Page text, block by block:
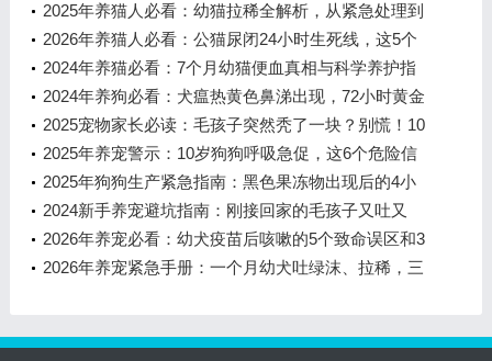
2025年养猫人必看：幼猫拉稀全解析，从紧急处理到
长期养护
2026年养猫人必看：公猫尿闭24小时生死线，这5个
信号出现请立即送医
2024年养猫必看：7个月幼猫便血真相与科学养护指
南
2024年养狗必看：犬瘟热黄色鼻涕出现，72小时黄金
抢救指南
2025宠物家长必读：毛孩子突然秃了一块？别慌！10
年专家教你从症状到解决全流程
2025年养宠警示：10岁狗狗呼吸急促，这6个危险信
号必须立即排查！
2025年狗狗生产紧急指南：黑色果冻物出现后的4小
时黄金抢救期
2024新手养宠避坑指南：刚接回家的毛孩子又吐又
拉，这6件事千万别做！
2026年养宠必看：幼犬疫苗后咳嗽的5个致命误区和3
步急救方案
2026年养宠紧急手册：一个月幼犬吐绿沫、拉稀，三